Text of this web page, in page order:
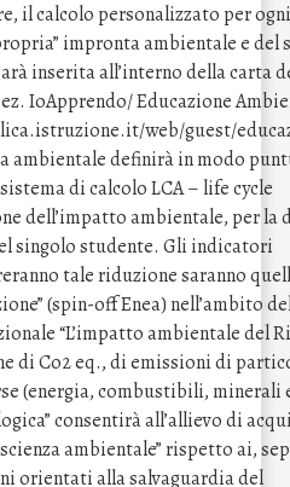
il calcolo personalizzato per ogni
impronta ambientale e del
inserita all’interno della carta
IoApprendo/ Educazione
web/guest/
ambientale definirà in modo
di calcolo LCA – life cycle
dell’impatto ambientale, per la
singolo studente. Gli indicatori
tale riduzione saranno
(spin-off Enea) nell’ambito
“L’impatto ambientale del
di Co2 eq., di emissioni di
(energia, combustibili, minerali
consentirà all’allievo di
ambientale” rispetto ai,
orientati alla salvaguardia del